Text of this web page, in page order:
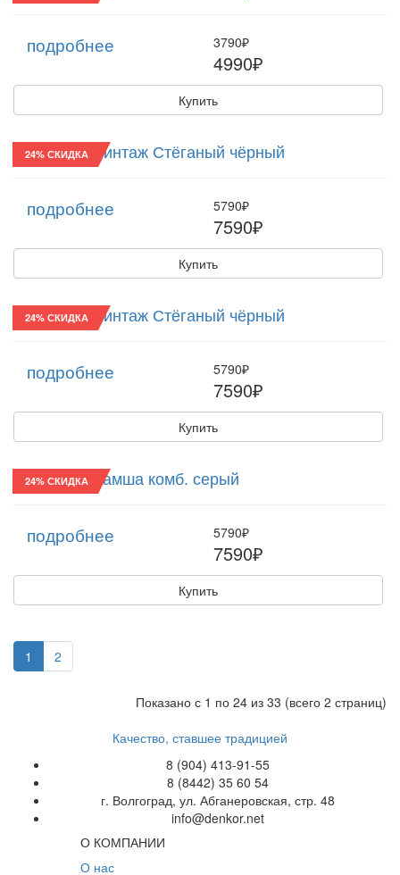
подробнее 3790₽
4990₽
Купить
24% СКИДКА
Реглан/31 Винтаж Стёганый чёрный
подробнее 5790₽
7590₽
Купить
24% СКИДКА
Реглан/24 Винтаж Стёганый чёрный
подробнее 5790₽
7590₽
Купить
24% СКИДКА
Реглан/27 Замша комб. серый
подробнее 5790₽
7590₽
Купить
1 2
Показано с 1 по 24 из 33 (всего 2 страниц)
Качество, ставшее традицией
8 (904) 413-91-55
8 (8442) 35 60 54
г. Волгоград, ул. Абганеровская, стр. 48
info@denkor.net
О КОМПАНИИ
О нас